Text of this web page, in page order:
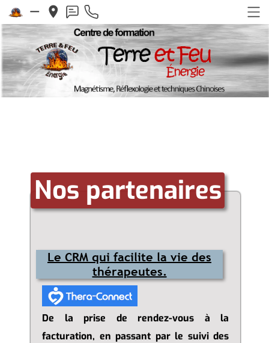
Nos partenaires
Le CRM qui facilite la vie des
thérapeutes.
De la prise de rendez-vous à la
facturation, en passant par le suivi des
remove place